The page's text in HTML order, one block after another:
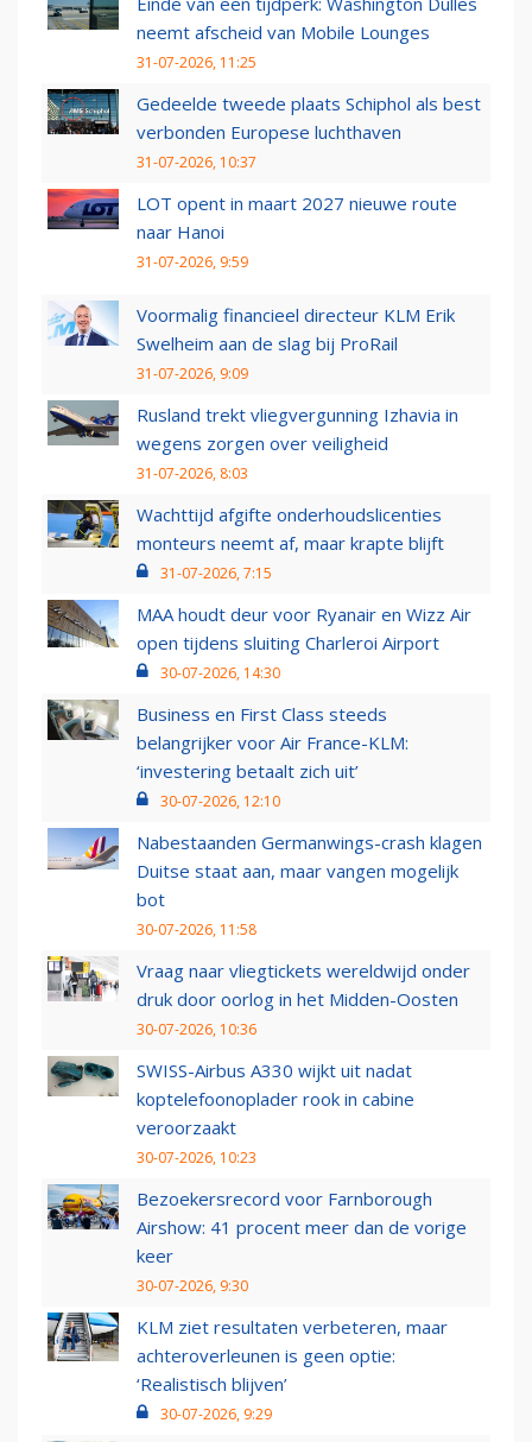
neemt afscheid van Mobile Lounges
31-07-2026, 11:25
Gedeelde tweede plaats Schiphol als best
verbonden Europese luchthaven
31-07-2026, 10:37
LOT opent in maart 2027 nieuwe route
naar Hanoi
31-07-2026, 9:59
Voormalig financieel directeur KLM Erik
Swelheim aan de slag bij ProRail
31-07-2026, 9:09
Rusland trekt vliegvergunning Izhavia in
wegens zorgen over veiligheid
31-07-2026, 8:03
Wachttijd afgifte onderhoudslicenties
monteurs neemt af, maar krapte blijft
31-07-2026, 7:15
MAA houdt deur voor Ryanair en Wizz Air
open tijdens sluiting Charleroi Airport
30-07-2026, 14:30
Business en First Class steeds
belangrijker voor Air France-KLM:
‘investering betaalt zich uit’
30-07-2026, 12:10
Nabestaanden Germanwings-crash klagen
Duitse staat aan, maar vangen mogelijk
bot
30-07-2026, 11:58
Vraag naar vliegtickets wereldwijd onder
druk door oorlog in het Midden-Oosten
30-07-2026, 10:36
SWISS-Airbus A330 wijkt uit nadat
koptelefoonoplader rook in cabine
veroorzaakt
30-07-2026, 10:23
Bezoekersrecord voor Farnborough
Airshow: 41 procent meer dan de vorige
keer
30-07-2026, 9:30
KLM ziet resultaten verbeteren, maar
achteroverleunen is geen optie:
‘Realistisch blijven’
30-07-2026, 9:29